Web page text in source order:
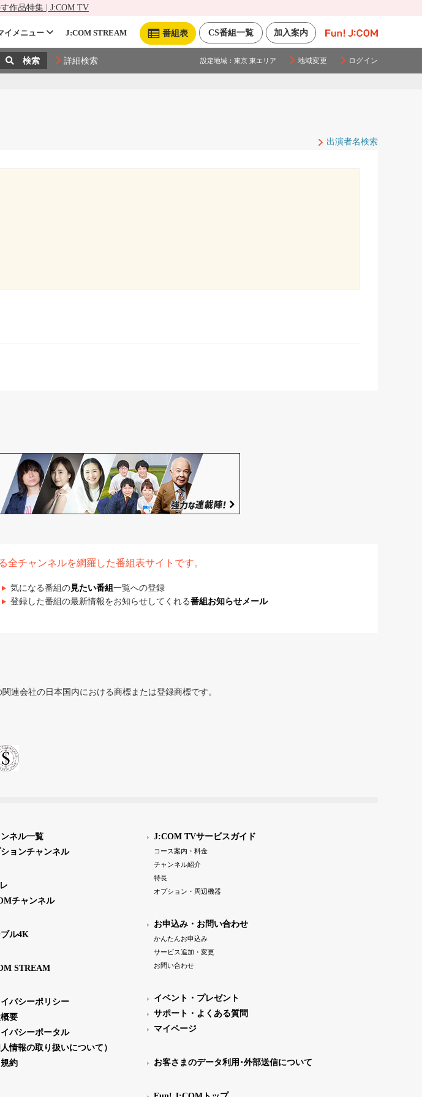
作品特集 | J:COM TV
加入案内
CS番組一覧
番組表
イメニュー J:COM STREAM
詳細検索 設定地域： 東京 東エリア 地域変更 ログイン
出演者名検索
全チャンネルを網羅した番組表サイトです。
気になる番組の見たい番組 一覧への登録
登録した番組の最新情報をお知らせしてくれる番組お知らせメール
連会社の日本国内における商標または登録商標です。
ネル一覧
ョンチャンネル
チャンネル
ル4K
STREAM
バシーポリシー
要
バシーポータル
人情報の取り扱いについて）
約
J:COM TVサービスガイド
コース案内・料金
チャンネル紹介
特長
オプション・周辺機器
お申込み・お問い合わせ
かんたんお申込み
サービス追加・変更
お問い合わせ
イベント・プレゼント
サポート・よくある質問
マイページ
お客さまのデータ利用･外部送信について